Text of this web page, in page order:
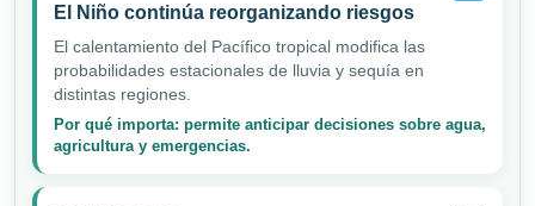
El Niño continúa reorganizando riesgos
El calentamiento del Pacífico tropical modifica las
probabilidades estacionales de lluvia y sequía en
distintas regiones.
Por qué importa: permite anticipar decisiones sobre agua,
agricultura y emergencias.